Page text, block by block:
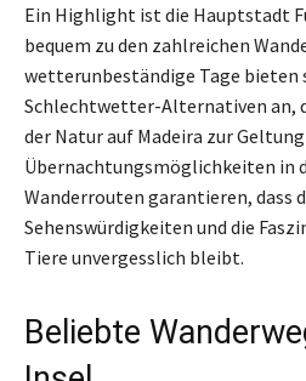
Ein Highlight ist die Hauptstadt
bequem zu den zahlreichen
wetterunbeständige Tage bieten
Schlechtwetter-Alternativen an,
der Natur auf Madeira zur
Übernachtungsmöglichkeiten in
Wanderrouten garantieren, dass
Sehenswürdigkeiten und die
Tiere unvergesslich bleibt.
Beliebte